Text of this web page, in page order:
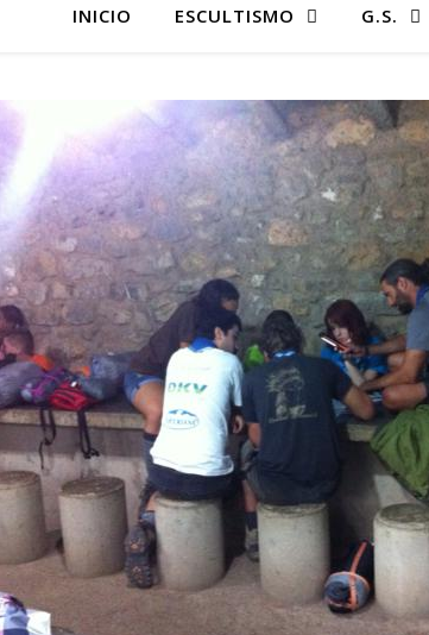
INICIO ESCULTISMO G.S.